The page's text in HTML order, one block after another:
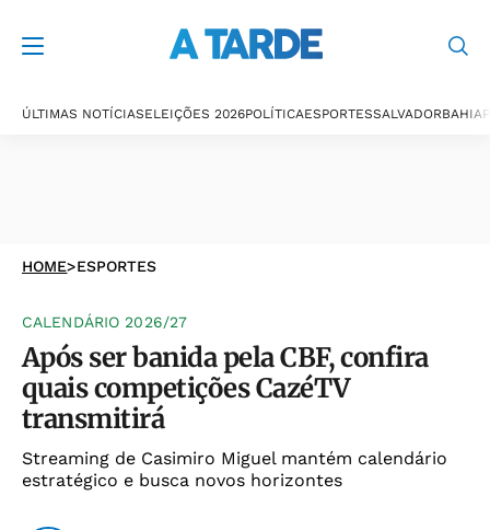
ÚLTIMAS NOTÍCIASELEIÇÕES 2026POLÍTICAESPORTESSALVADORBAHIA
HOME>ESPORTES
CALENDÁRIO 2026/27
Após ser banida pela CBF, confira
quais competições CazéTV
transmitirá
Streaming de Casimiro Miguel mantém calendário
estratégico e busca novos horizontes